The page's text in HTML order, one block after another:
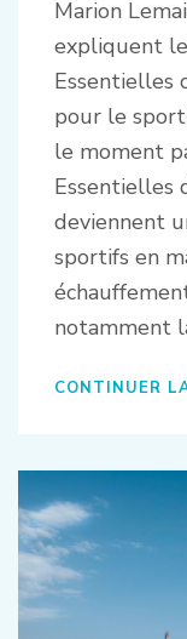
Marion
expliquent
Essentielles
pour le
le moment
Essentielles
deviennent
sportifs en
notamment
CONTINUER